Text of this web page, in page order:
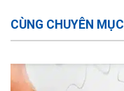
CÙNG CHUYÊN MỤC